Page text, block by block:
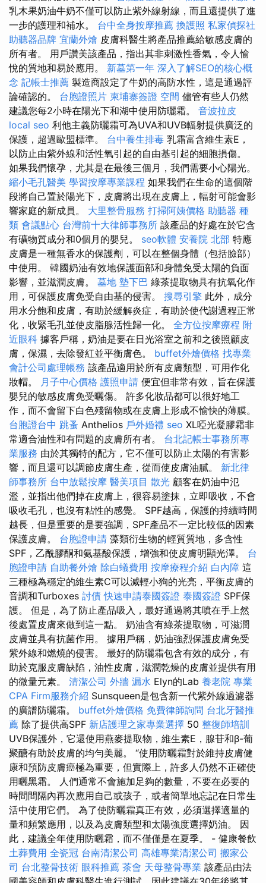
乳木果奶油牛奶不僅可以防止紫外線射線，而且還提供了進
一步的護理和補水。 台中全身按摩推薦 換護照 私家偵探社
助聽器品牌 宜蘭外燴 皮膚科醫生將產品推薦給敏感皮膚的
所有者。 用戶讚美該產品，指出其非刺激性香氣，令人愉
悅的質地和易於應用。 新墓第一年 深入了解SEO的核心概
念 記帳士推薦 製造商設定了牛奶的高防水性，這是通過評
論確認的。 台胞證照片 柬埔寨簽證 空間 儘管有些人仍然
建議您每2小時在陽光下和湖中使用防曬霜。 音波拉皮
local seo 利他主義防曬霜可為UVA和UVB輻射提供廣泛的
保護，超過歐盟標準。 台中養生排毒 乳霜富含維生素E，
以防止由紫外線和活性氧引起的自由基引起的細胞損傷。
如果我們懷孕，尤其是在最後三個月，我們需要小心陽光。
縮小毛孔醫美 學習按摩專業課程 如果我們在生命的這個階
段將自己置於陽光下，皮膚將出現在皮膚上，輻射可能會影
響家庭的新成員。 大里整骨服務 打掃阿姨價格 助聽器 種
類 會議點心 台灣前十大律師事務所 該產品的好處在於它含
有礦物質成分和0個月的嬰兒。 seo軟體 安養院 北部 特應
皮膚是一種無香水的保護劑，可以在整個身體（包括臉部）
中使用。 韓國奶油有效地保護面部和身體免受太陽的負面
影響，並滋潤皮膚。 墓地 墊下巴 綠茶提取物具有抗氧化作
用，可保護皮膚免受自由基的侵害。 搜尋引擎 此外，成分
用水分飽和皮膚，有助於緩解炎症，有助於使代謝過程正常
化，收緊毛孔並使皮脂腺活性歸一化。 全方位按摩療程 附
近眼科 據客戶稱，奶油是要在日光浴室之前和之後照顧皮
膚，保濕，去除發紅並平衡膚色。 buffet外燴價格 找專業
會計公司處理帳務 該產品適用於所有皮膚類型，可用作化
妝帽。 月子中心價格 護照申請 便宜但非常有效，旨在保護
嬰兒的敏感皮膚免受曬傷。 許多化妝品都可以很好地工
作，而不會留下白色殘留物或在皮膚上形成不愉快的薄膜。
台胞證台中 跳蚤 Anthelios 戶外婚禮 seo XL啞光凝膠霜非
常適合油性和有問題的皮膚所有者。 台北記帳士事務所專
業服務 由於其獨特的配方，它不僅可以防止太陽的有害影
響，而且還可以調節皮膚生產，從而使皮膚油膩。 新北律
師事務所 台中放鬆按摩 醫美項目 散光 顧客在奶油中氾
濫，並指出他們掉在皮膚上，很容易塗抹，立即吸收，不會
吸收毛孔，也沒有粘性的感覺。 SPF越高，保護的持續時間
越長，但是重要的是要強調，SPF產品不一定比較低的因素
保護皮膚。 台胞證申請 藻類衍生物的輕質質地，多含性
SPF，乙酰膠酮和氨基酸保護，增強和使皮膚明顯光澤。 台
胞證申請 自助餐外燴 除白蟻費用 按摩療程介紹 白內障 這
三種極為穩定的維生素C可以減輕小狗的光亮，平衡皮膚的
音調和Turboxes 討債 快速申請泰國簽證 泰國簽證 SPF保
護。 但是，為了防止產品吸入，最好通過將其噴在手上然
後處置皮膚來做到這一點。 奶油含有綠茶提取物，可滋潤
皮膚並具有抗菌作用。 據用戶稱，奶油強烈保護皮膚免受
紫外線和燃燒的侵害。 最好的防曬霜包含有效的成分，有
助於克服皮膚缺陷，油性皮膚，滋潤乾燥的皮膚並提供有用
的微量元素。 清潔公司 外牆 漏水 Elyn的Lab 養老院 專業
CPA Firm服務介紹 Sunsqueen是包含新一代紫外線過濾器
的廣譜防曬霜。 buffet外燴價格 免費律師詢問 台北牙醫推
薦 除了提供高SPF 新店護理之家專業選擇 50 整復師培訓
UVB保護外，它還使用燕麥提取物，維生素E，腺苷和β-葡
聚醣有助於皮膚的均勻美麗。 “使用防曬霜對於維持皮膚健
康和預防皮膚癌極為重要，但實際上，許多人仍然不正確使
用曬黑霜。 人們通常不會施加足夠的數量，不要在必要的
時間間隔內再次應用自己或孩子，或者簡單地忘記在日常生
活中使用它們。 為了使防曬霜真正有效，必須選擇適量的
量和頻繁應用，以及為皮膚類型和太陽強度選擇奶油。 因
此，建議全年使用防曬霜，而不僅僅是在夏季。 - 健康餐飲
土葬費用 全瓷冠 台南清潔公司 高雄專業清潔公司 搬家公
司 台北整骨技術 眼科推薦 茶會 天母整骨專業 該產品由法